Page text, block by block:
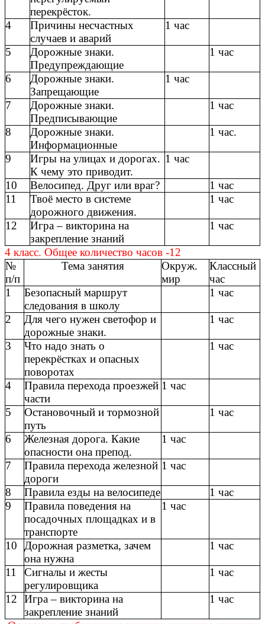
перекрёсток.
4
Причины несчастных
случаев и аварий
1 час
5
Дорожные знаки.
Предупреждающие
1 час
6
Дорожные знаки.
Запрещающие
1 час
7
Дорожные знаки.
Предписывающие
1 час
8
Дорожные знаки.
Информационные
1 час.
9
Игры на улицах и дорогах.
К чему это приводит.
1 час
10 Велосипед. Друг или враг?
1 час
11
Твоё место в системе
дорожного движения.
1 час
12
Игра – викторина на
закрепление знаний
1 час
4 класс. Общее количество часов -12
№
п/п
Тема занятия
Окруж.
мир
Классный
час
1
Безопасный маршрут
следования в школу
1 час
2
Для чего нужен светофор и
дорожные знаки.
1 час
3
Что надо знать о
перекрёстках и опасных
поворотах
1 час
4
Правила перехода проезжей
части
1 час
5
Остановочный и тормозной
путь
1 час
6
Железная дорога. Какие
опасности она препод.
1 час
7
Правила перехода железной
дороги
1 час
8 Правила езды на велосипеде
1 час
9
Правила поведения на
посадочных площадках и в
транспорте
1 час
10
Дорожная разметка, зачем
она нужна
1 час
11
Сигналы и жесты
регулировщика
1 час
12
Игра – викторина на
закрепление знаний
1 час